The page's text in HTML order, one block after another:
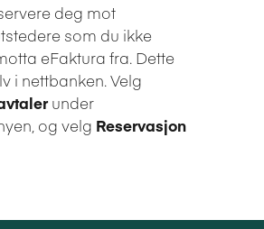
deg mot
som du ikke
eFaktura fra. Dette
i nettbanken. Velg
under
og velg Reservasjon